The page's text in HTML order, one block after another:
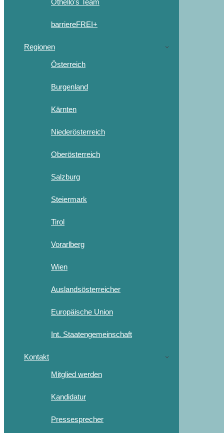
barriereFREI+
Regionen
Österreich
Burgenland
Kärnten
Niederösterreich
Oberösterreich
Salzburg
Steiermark
Tirol
Vorarlberg
Wien
Auslandsösterreicher
Europäische Union
Int. Staatengemeinschaft
Kontakt
Mitglied werden
Kandidatur
Pressesprecher